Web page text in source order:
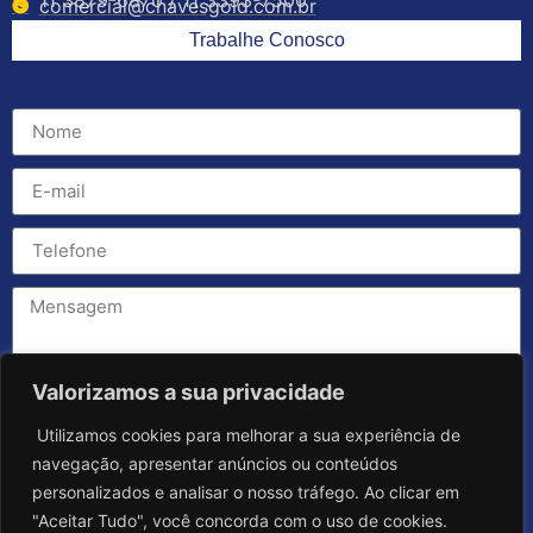
Valorizamos a sua privacidade
Utilizamos cookies para melhorar a sua experiência de
navegação, apresentar anúncios ou conteúdos
personalizados e analisar o nosso tráfego. Ao clicar em
"Aceitar Tudo", você concorda com o uso de cookies.
comercial@chavesgold.com.br
Trabalhe Conosco